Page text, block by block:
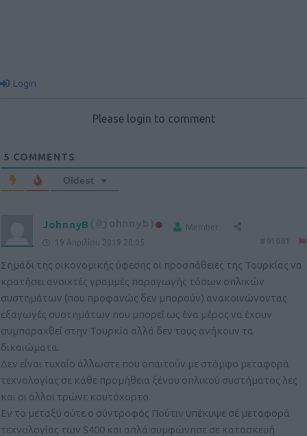
Login
Please login to comment
5 COMMENTS
Oldest
JohnnyB
Member
19 Απριλίου 2019 20:05
Σημάδι της οικονομικής ύφεσης οι προσπάθειες της Τουρκίας να
κρατήσει ανοιχτές γραμμές παραγωγής τόσων οπλικών
συστημάτων (που προφανώς δεν μπορούν) ανακοινώνοντας
εξαγωγές συστημάτων που μπορεί ως ένα μέρος να έχουν
συμπαραχθεί στην Τουρκία αλλά δεν τους ανήκουν τα
δικαιώματα.
Δεν είναι τυχαίο άλλωστε που απαιτούν με στόμφο μεταφορά
τεχνολογίας σε κάθε προμήθεια ξένου οπλικού συστήματος λες
και οι άλλοι τρώνε κουτόχορτο.
Εν το μεταξύ ούτε ο σύντροφός Πούτιν υπέκυψε σέ μεταφορά
τεχνολογίας των S400 και απλά συμφώνησε σε κατασκευή